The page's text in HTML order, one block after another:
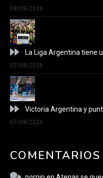
08/08/2026
La Liga Argentina tiene
07/08/2026
Victoria Argentina y
07/08/2026
COMENTARIOS